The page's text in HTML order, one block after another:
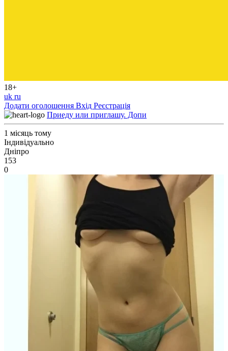
18+
uk ru
Додати оголошення Вхід Реєстрація
Приеду или приглашу. Допи
1 місяць тому
Індивідуально
Дніпро
153
0